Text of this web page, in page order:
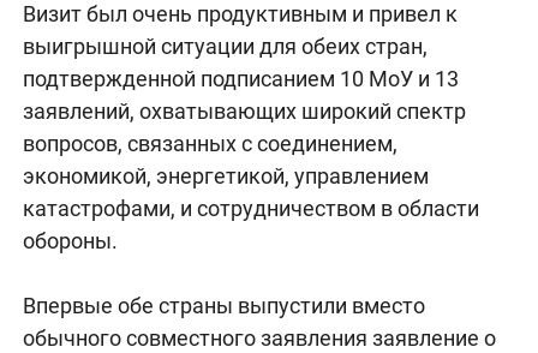
Визит был очень продуктивным и привел к
выигрышной ситуации для обеих стран,
подтвержденной подписанием 10 МоУ и 13
заявлений, охватывающих широкий спектр
вопросов, связанных с соединением,
экономикой, энергетикой, управлением
катастрофами, и сотрудничеством в области
обороны.
Впервые обе страны выпустили вместо
обычного совместного заявления заявление о